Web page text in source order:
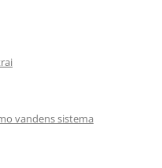
vandens sistema